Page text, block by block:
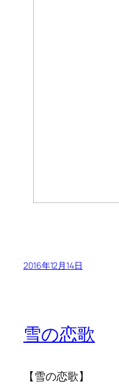
2016年12月14日
雪の恋歌
【雪の恋歌】